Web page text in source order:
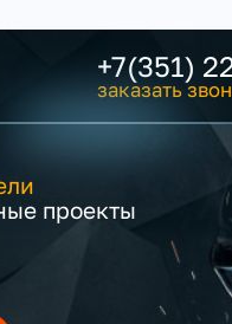
+7(351)
заказать
проекты